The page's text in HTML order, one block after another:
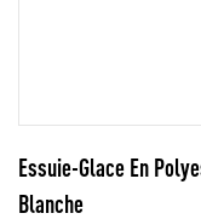
Essuie-Glace En
Blanche